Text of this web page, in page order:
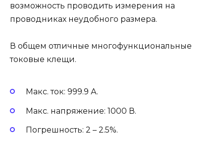
возможность проводить измерения на
проводниках неудобного размера.
В общем отличные многофункциональные
токовые клещи.
Макс. ток: 999.9 А.
Макс. напряжение: 1000 В.
Погрешность: 2 – 2.5%.